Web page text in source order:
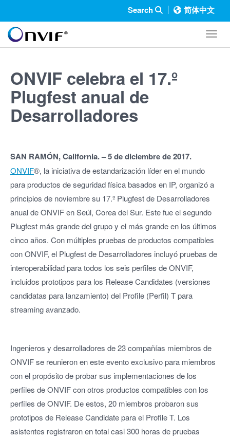
Search 简体中文
ONVIF celebra el 17.º
Plugfest anual de
Desarrolladores
SAN RAMÓN, California. – 5 de diciembre de 2017.
ONVIF®, la iniciativa de estandarización líder en el mundo
para productos de seguridad física basados en IP, organizó a
principios de noviembre su 17.º Plugfest de Desarrolladores
anual de ONVIF en Seúl, Corea del Sur. Este fue el segundo
Plugfest más grande del grupo y el más grande en los últimos
cinco años. Con múltiples pruebas de productos compatibles
con ONVIF, el Plugfest de Desarrolladores incluyó pruebas de
interoperabilidad para todos los seis perfiles de ONVIF,
incluidos prototipos para los Release Candidates (versiones
candidatas para lanzamiento) del Profile (Perfil) T para
streaming avanzado.
Ingenieros y desarrolladores de 23 compañías miembros de
ONVIF se reunieron en este evento exclusivo para miembros
con el propósito de probar sus implementaciones de los
perfiles de ONVIF con otros productos compatibles con los
perfiles de ONVIF. De estos, 20 miembros probaron sus
prototipos de Release Candidate para el Profile T. Los
asistentes registraron en total casi 300 horas de pruebas